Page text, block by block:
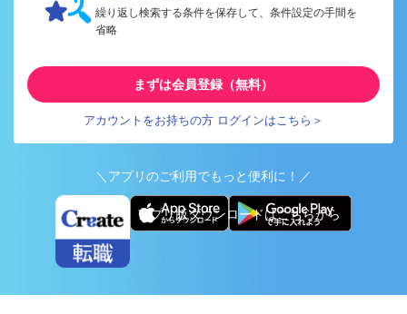
繰り返し検索する条件を保存して、条件設定の手間を
省略
まずは会員登録（無料）
アカウントをお持ちの方 ログインはこちら＞
＼アプリのご利用でもっと便利に！／
アプリ版ダウンロードはこちらから